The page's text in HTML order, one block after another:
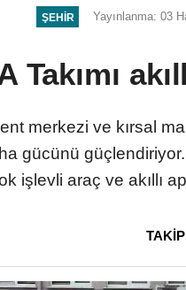
ŞEHIR Yayınlanma: 03
Takımı
merkezi ve kırsal
gücünü
işlevli araç ve akıllı